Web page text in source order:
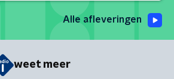
Alle afleveringen
weet meer